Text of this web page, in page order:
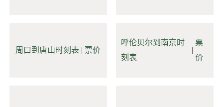
周口到唐山时刻表 |票价
呼伦贝尔到南京时
刻表
|
票
价